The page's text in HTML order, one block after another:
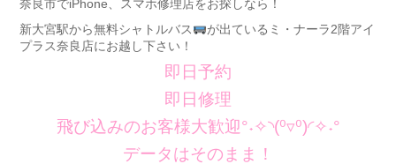
奈良市でiPhone、スマホ修理店をお探しなら！
新大宮駅から無料シャトルバス
が出ているミ・ナーラ2階アイ
プラス奈良店にお越し下さい！
即日予約
即日修理
飛び込みのお客様大歓迎°˖✧◝(⁰▿⁰)◜✧˖°
データはそのまま！